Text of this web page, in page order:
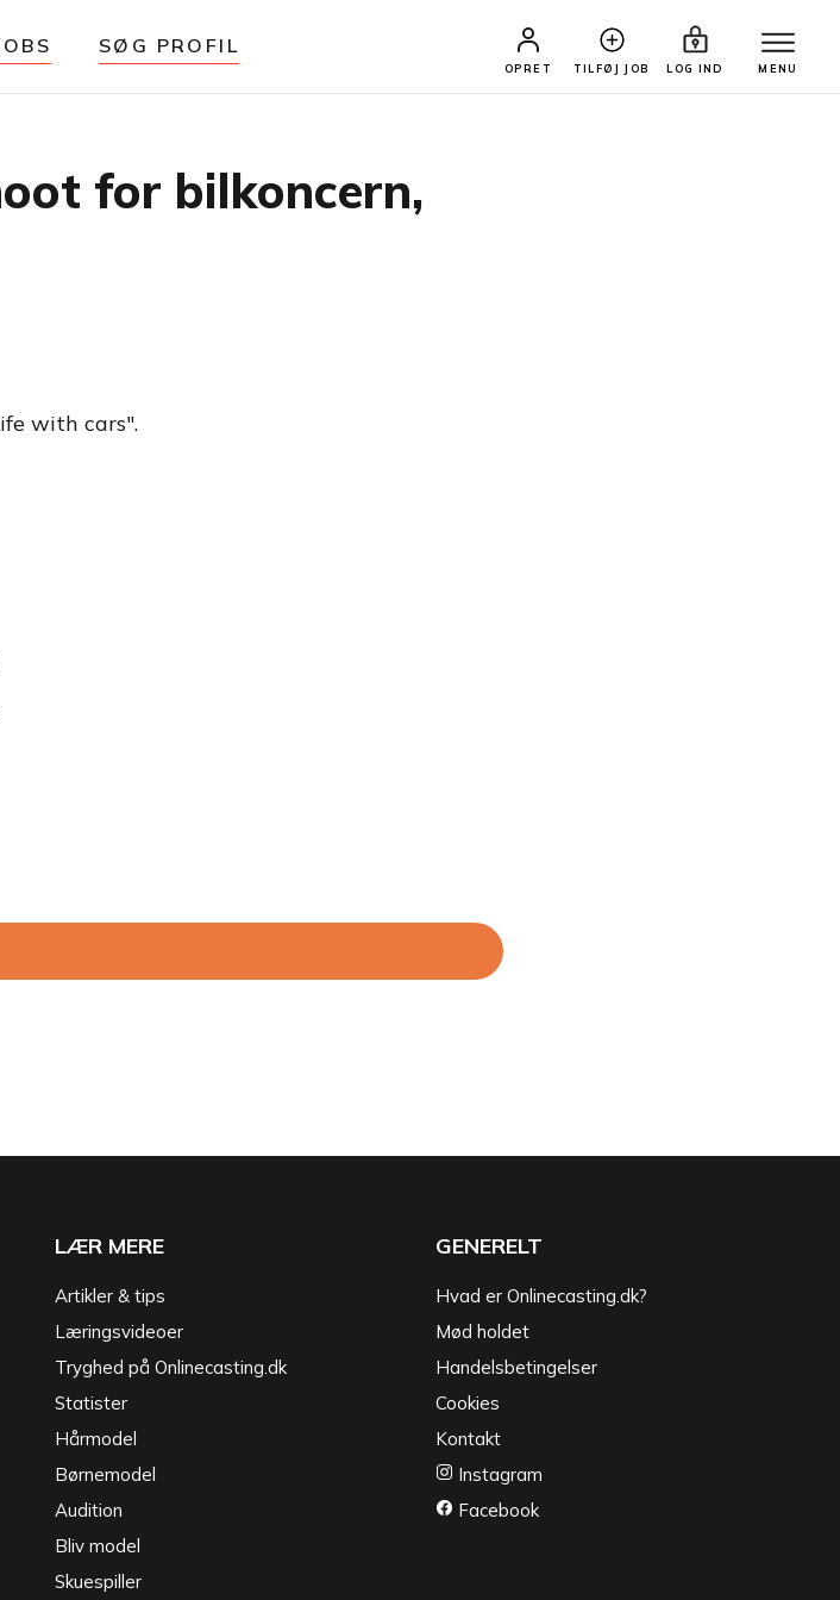
SØG PROFIL
OPRET TILFØJ JOB LOG IND MENU
for bilkoncern,
with cars".
LÆR MERE
Artikler & tips
Læringsvideoer
Tryghed på Onlinecasting.dk
Statister
Hårmodel
Børnemodel
Audition
Bliv model
Skuespiller
GENERELT
Hvad er Onlinecasting.dk?
Mød holdet
Handelsbetingelser
Cookies
Kontakt
Instagram
Facebook